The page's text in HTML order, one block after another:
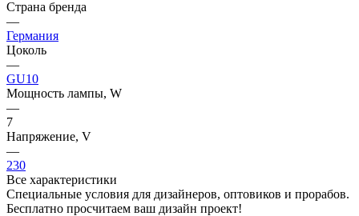
Страна бренда
—
Германия
Цоколь
—
GU10
Мощность лампы, W
—
7
Напряжение, V
—
230
Все характеристики
Специальные условия для дизайнеров, оптовиков и прорабов.
Бесплатно просчитаем ваш дизайн проект!